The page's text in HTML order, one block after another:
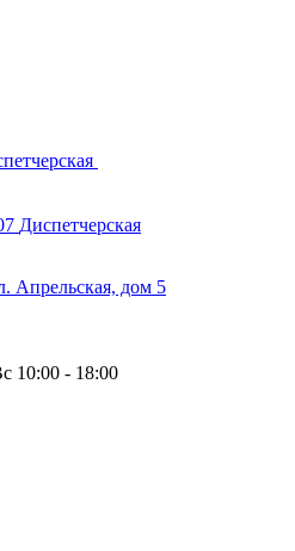
Диспетчерская
Апрельская, дом 5
10:00 - 18:00